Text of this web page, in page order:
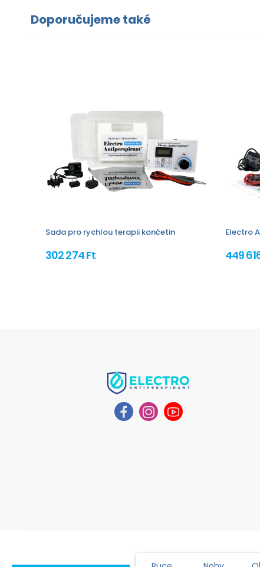
Doporučujeme také
Sada pro rychlou terapii končetin
302 274 Ft
Electro
449